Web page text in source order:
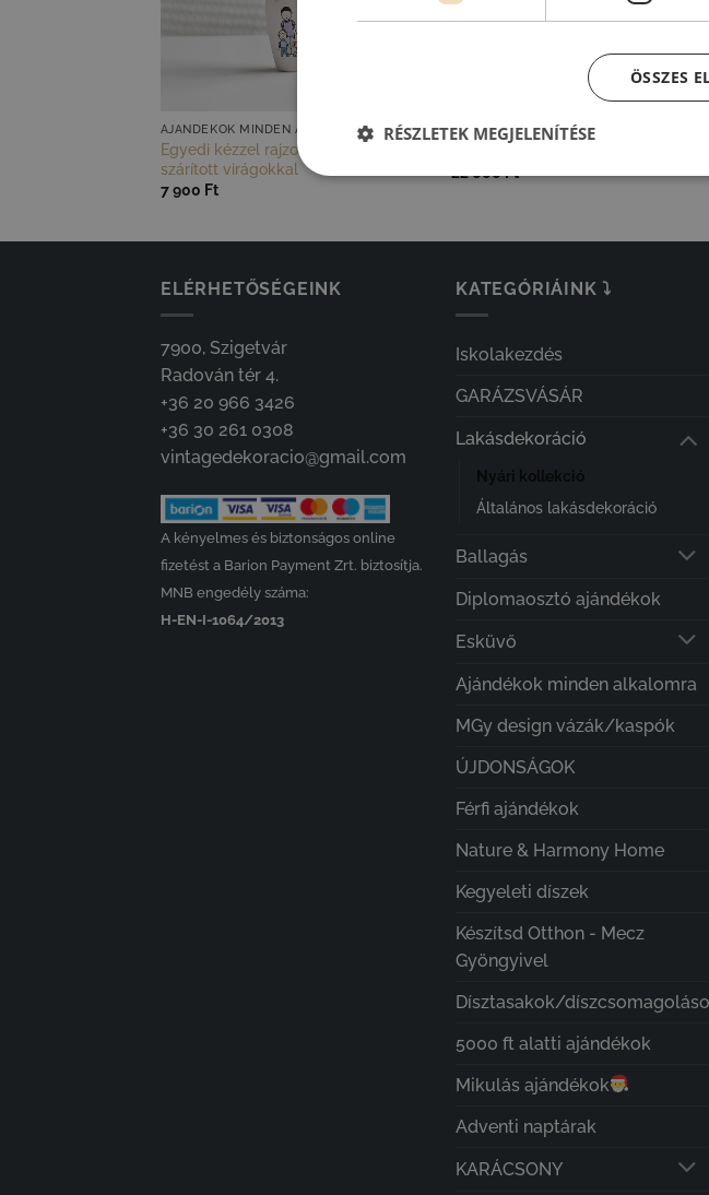
AJÁNDÉKOK MINDEN ALKALOMRA
Egyedi kézzel rajzolt váza színes
szárított virágokkal
7 900 Ft
ÁLTALÁNOS LAKÁSDEKORÁCIÓ
22 000Ft
ELÉRHETŐSÉGEINK
7900, Szigetvár
Radován tér 4.
+36 20 966 3426
+36 30 261 0308
vintagedekoracio@gmail.com
A kényelmes és biztonságos online
fizetést a Barion Payment Zrt. biztosítja.
MNB engedély száma:
H-EN-I-1064/2013
KATEGÓRIÁINK ⤵
Iskolakezdés
GARÁZSVÁSÁR
Lakásdekoráció
Általános lakásdekoráció
Ballagás
Diplomaosztó ajándékok
Esküvő
Ajándékok minden alkalomra
MGy design vázák/kaspók
ÚJDONSÁGOK
Férfi ajándékok
Nature & Harmony Home
Kegyeleti díszek
Készítsd Otthon - Mecz
Gyöngyivel
Dísztasakok/
5000 ft alatti ajándékok
Mikulás ajándékok
Adventi naptárak
KARÁCSONY
ÖSSZES
RÉSZLETEK MEGJELENÍTÉSE